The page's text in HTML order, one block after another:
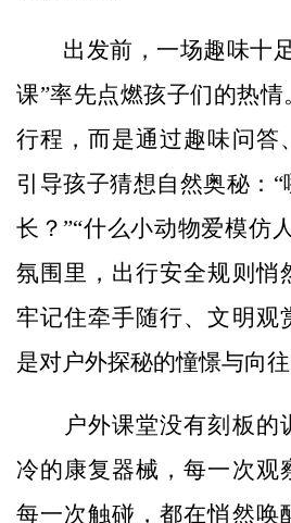
出发前，一场趣味十足
课”率先点燃孩子们的热
行程，而是通过趣味问答
引导孩子猜想自然奥秘：
长？”“什么小动物爱模仿
氛围里，出行安全规则悄
牢记住牵手随行、文明观
是对户外探秘的憧憬与向往
户外课堂没有刻板的
冷的康复器械，每一次观
每一次触碰，都在悄然唤